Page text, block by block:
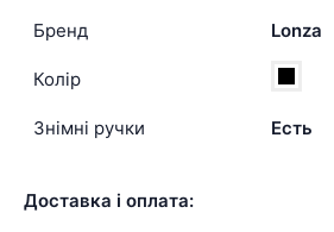
Бренд
Lonza
Колір
Знімні ручки Есть
Доставка і оплата: